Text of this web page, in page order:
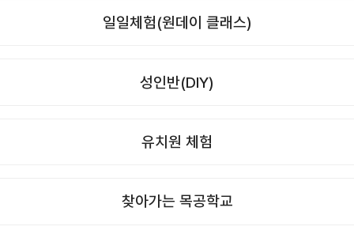
일일체험(원데이 클래스)
성인반(DIY)
유치원 체험
찾아가는 목공학교